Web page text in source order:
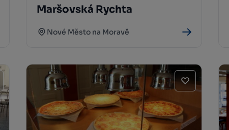
Maršovská Rychta
Nové Město na Moravě